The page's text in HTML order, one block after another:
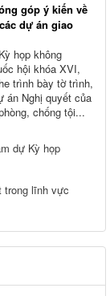
góp ý kiến về
dự án giao
họp không
hội khóa XVI,
trình bày tờ trình,
án Nghị quyết của
chống tội...
dự Kỳ họp
trong lĩnh vực